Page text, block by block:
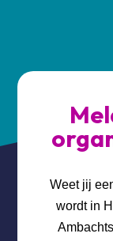
Weet jij
wordt in